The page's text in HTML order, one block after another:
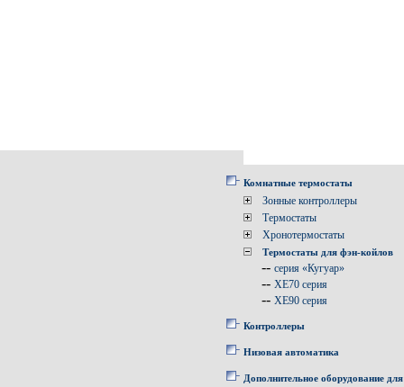
Комнатные термостаты
Зонные контроллеры
Термостаты
Хронотермостаты
Термостаты для фэн-койлов
-- серия «Кугуар»
-- XE70 серия
-- XE90 серия
Контроллеры
Низовая автоматика
Дополнительное оборудование